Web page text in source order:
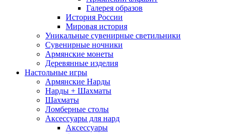
Галерея образов
История России
Мировая история
Уникальные сувенирные светильники
Сувенирные ночники
Армянские монеты
Деревянные изделия
Настольные игры
Армянские Нарды
Нарды + Шахматы
Шахматы
Ломберные столы
Аксессуары для нард
Аксессуары